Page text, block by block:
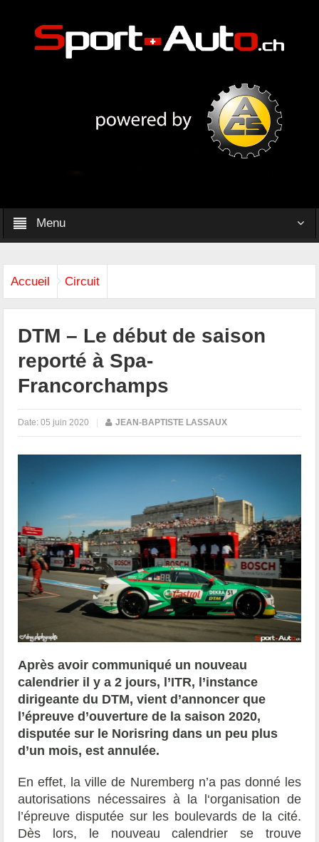
Menu
Accueil Circuit
DTM – Le début de saison
reporté à Spa-
Francorchamps
Date:05 juin 2020 | JEAN-BAPTISTE LASSAUX
Après avoir communiqué un nouveau
calendrier il y a 2 jours, l’ITR, l’instance
dirigeante du DTM, vient d’annoncer que
l’épreuve d’ouverture de la saison 2020,
disputée sur le Norisring dans un peu plus
d’un mois, est annulée.
En effet, la ville de Nuremberg n’a pas donné les
autorisations nécessaires à la l‘organisation de
l’épreuve disputée sur les boulevards de la cité.
Dès lors, le nouveau calendrier se trouve